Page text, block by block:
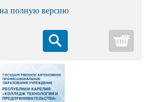
полную версию